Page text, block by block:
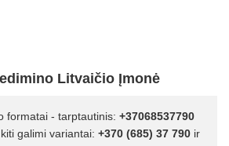
Litvaičio Įmonė
formatai - tarptautinis: +37068537790
kiti galimi variantai: +370 (685) 37 790 ir